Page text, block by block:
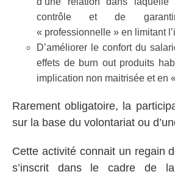
contrôle et de
« professionnelle » en limitant
D’améliorer le confort du
effets de burn out produits
implication non maitrisée et en
Rarement obligatoire, la
sur la base du volontariat ou
Cette activité connait un regain
s’inscrit dans le cadre de